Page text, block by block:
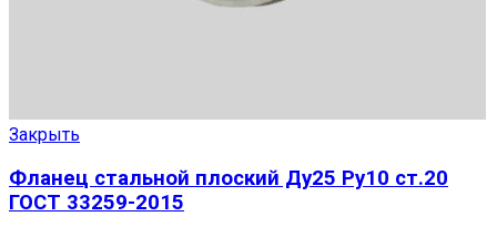
Закрыть
Фланец стальной плоский Ду25 Ру10 ст.20
ГОСТ 33259-2015